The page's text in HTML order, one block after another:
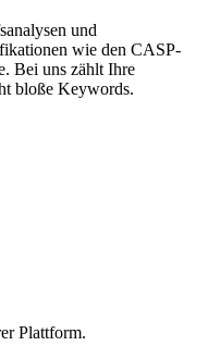
und
wie den CASP-
Bei uns zählt Ihre
bloße Keywords.
Plattform.